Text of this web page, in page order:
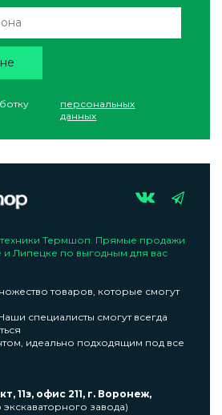
персональных
данных
Термшоп. Прямые продажи
Липецке по выгодным для вас
товаров, которые смогут
специалисты смогут всегда
идеально подходящим под все
11з, офис 211, г. Воронеж,
завода)